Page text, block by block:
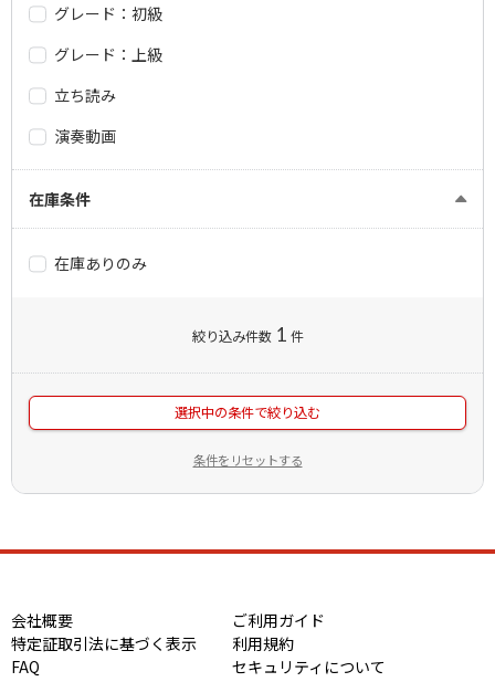
グレード：初級
グレード：上級
立ち読み
演奏動画
在庫条件
在庫ありのみ
絞り込み件数 1 件
選択中の条件で絞り込む
条件をリセットする
会社概要
ご利用ガイド
特定証取引法に基づく表示
利用規約
FAQ
セキュリティについて